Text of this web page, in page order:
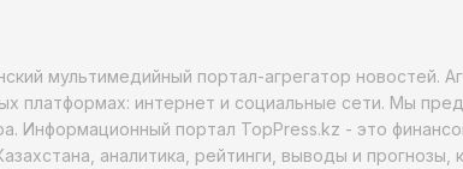
мультимедийный портал-агрегатор новостей.
платформах: интернет и социальные сети. Мы
Информационный портал TopPress.kz - это
аналитика, рейтинги, выводы и